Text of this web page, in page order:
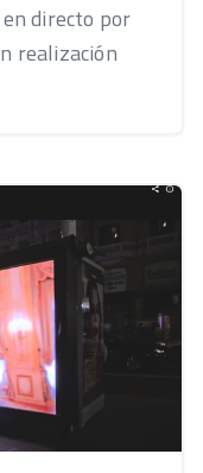
directo por
realización